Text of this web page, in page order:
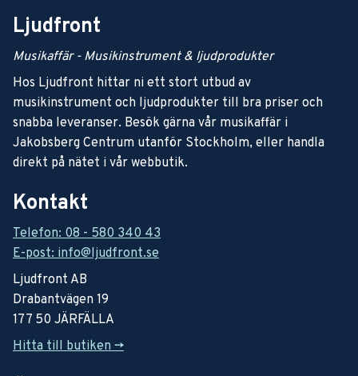
Ljudfront
Musikaffär - Musikinstrument & ljudprodukter
Hos Ljudfront hittar ni ett stort utbud av
musikinstrument och ljudprodukter till bra priser och
snabba leveranser. Besök gärna vår musikaffär i
Jakobsberg Centrum utanför Stockholm, eller handla
direkt på nätet i vår webbutik.
Kontakt
Telefon: 08 - 580 340 43
E-post: info@ljudfront.se
Ljudfront AB
Drabantvägen 19
177 50 JÄRFÄLLA
Hitta till butiken ->